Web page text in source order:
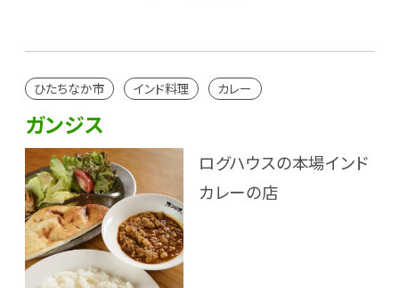
ひたちなか市 インド料理 カレー
ガンジス
ログハウスの本場インド
カレーの店